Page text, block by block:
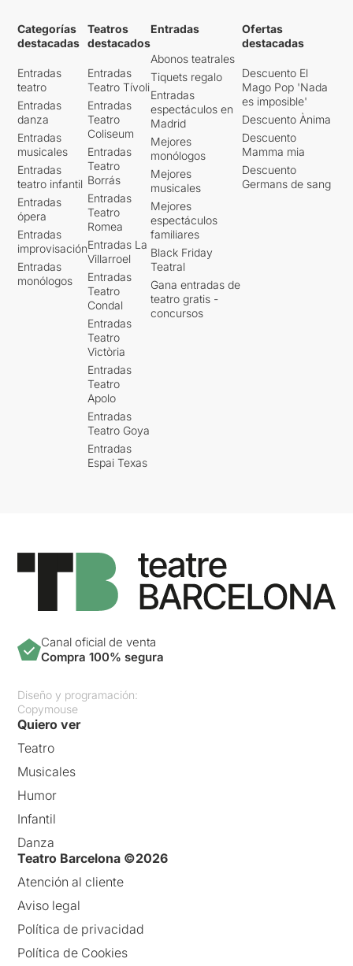
Sens dubte, els dos actors
fan una feina titànica,
escenificant l'intensitat del
discurs i mantenint el to
extremadament alt que
requereix l'obra. Es tracta
d'un esforç físic i emocional
brutal, tant en la part que
han de parlar com en la que
només poden escoltar,
el qual es veu recompensat
en la seva escenificació i en
com s'arriba a l'espectador.
En aquest sentit, la feina del
director és també positiva,
ja que a banda d'aconseguir
mantenir el to desitjat durant
dues hores, permetent un
Categorías
destacadas
Entradas
teatro
Entradas
danza
Entradas
musicales
Entradas
teatro infantil
Entradas
ópera
Entradas
improvisación
Entradas
monólogos
Teatros
destacados
Entradas
Teatro Tívoli
Entradas
Teatro
Coliseum
Entradas
Teatro
Borrás
Entradas
Teatro
Romea
Entradas La
Villarroel
Entradas
Teatro
Condal
Entradas
Teatro
Victòria
Entradas
Teatro
Apolo
Entradas
Teatro Goya
Entradas
Espai Texas
Entradas
Abonos teatrales
Tiquets regalo
Entradas
espectáculos en
Madrid
Mejores
monólogos
Mejores
musicales
Mejores
espectáculos
familiares
Black Friday
Teatral
Gana entradas de
teatro gratis -
concursos
Ofertas
destacadas
Descuento El
Mago Pop 'Nada
es imposible'
Descuento Ànima
Descuento
Mamma mia
Descuento
Germans de sang
Canal oficial de venta
Compra 100% segura
Diseño y programación:
Copymouse
Quiero ver
Teatro
Musicales
Humor
Infantil
Danza
Teatro Barcelona ©2026
Atención al cliente
Aviso legal
Política de privacidad
Política de Cookies